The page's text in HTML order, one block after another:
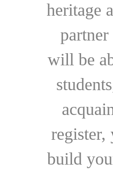
heritage
will be
register,
build